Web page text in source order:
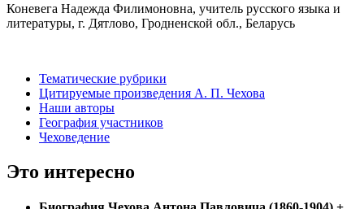
Коневега Надежда Филимоновна, учитель русского языка и
литературы, г. Дятлово, Гродненской обл., Беларусь
Тематические рубрики
Цитируемые произведения А. П. Чехова
Наши авторы
География участников
Чеховедение
Это интересно